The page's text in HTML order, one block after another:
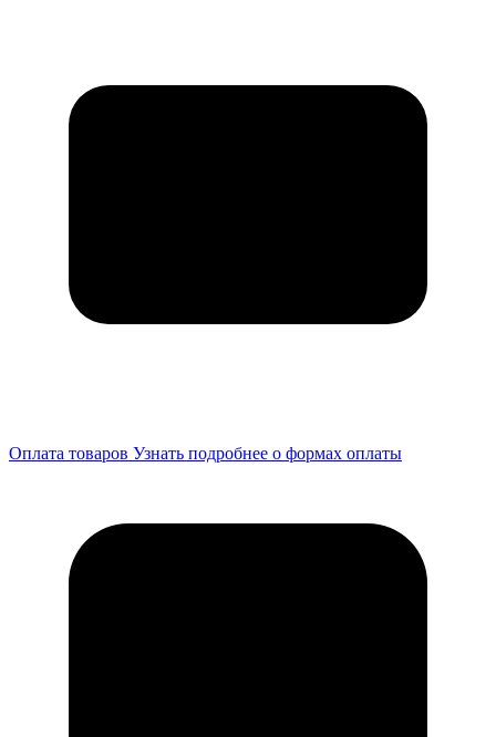
Оплата товаров Узнать подробнее о формах оплаты